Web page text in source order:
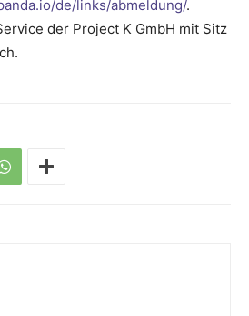
de/links/abmeldung/.
der Project K GmbH mit Sitz